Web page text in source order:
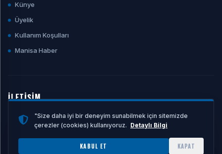
Künye
Üyelik
Kullanım Koşulları
Manisa Haber
İLETİŞİM
E-POSTA ADRESI
"Size daha iyi bir deneyim sunabilmek için sitemizde
çerezler (cookies) kullanıyoruz. Detaylı Bilgi
KABUL ET KAPAT